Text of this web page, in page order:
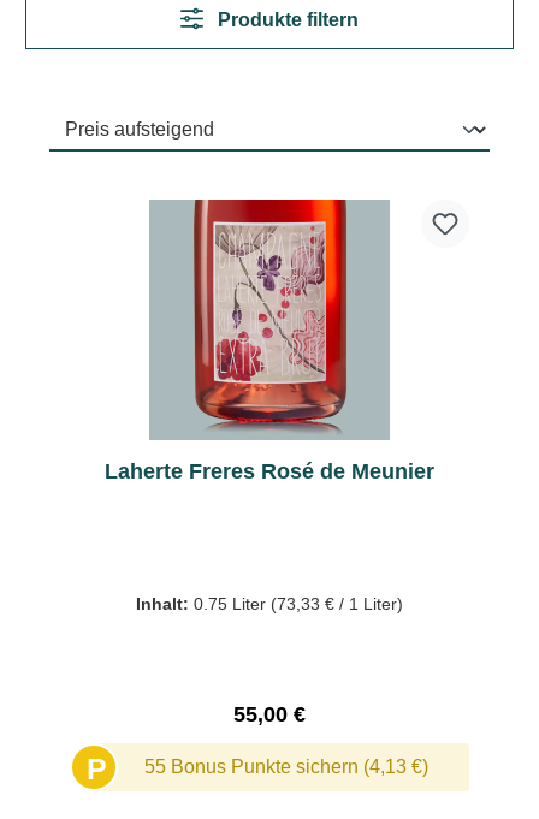
Produkte filtern
Laherte Freres Rosé de Meunier
Inhalt: 0.75 Liter (73,33 € / 1 Liter)
Regulärer Preis:
55,00 €
P 55 Bonus Punkte sichern (4,13 €)